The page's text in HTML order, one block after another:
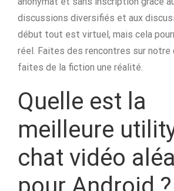
discussions diversifiés et aux
début tout est virtuel, mais cela
réel. Faites des rencontres sur notre
faites de la fiction une réalité.
Quelle est la
meilleure
chat vidéo